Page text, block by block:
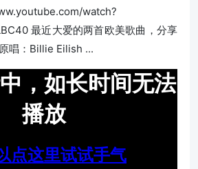
watch?
最近大爱的两首欧美歌曲，分享
唱：Billie Eilish ...